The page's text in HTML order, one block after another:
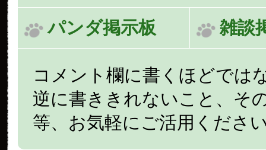
パンダ掲示板 雑談
コメント欄に書くほどでは
逆に書ききれないこと、そ
等、お気軽にご活用くださ